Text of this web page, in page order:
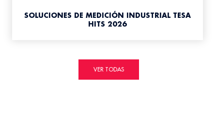
SOLUCIONES DE MEDICIÓN INDUSTRIAL TESA
HITS 2026
VER TODAS